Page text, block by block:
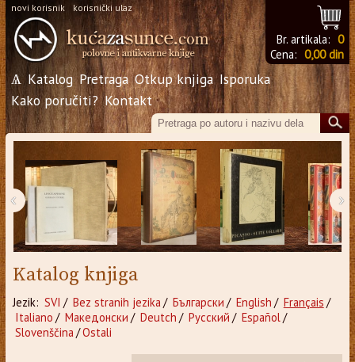
novi korisnik korisnički ulaz
Br. artikala: 0
Cena: 0,00 din
Ѧ Katalog Pretraga Otkup knjiga Isporuka
Kako poručiti? Kontakt
‹ ›
Katalog knjiga
Jezik: SVI / Bez stranih jezika / Български / English / Français /
Italiano / Македонски / Deutch / Русский / Español/
Slovenščina /Ostali